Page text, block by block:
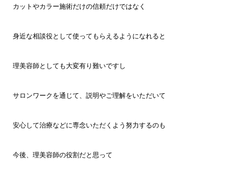
カットやカラー施術だけの信頼だけではなく
身近な相談役として使ってもらえるようになれると
理美容師としても大変有り難いですし
サロンワークを通じて、説明やご理解をいただいて
安心して治療などに専念いただくよう努力するのも
今後、理美容師の役割だと思って